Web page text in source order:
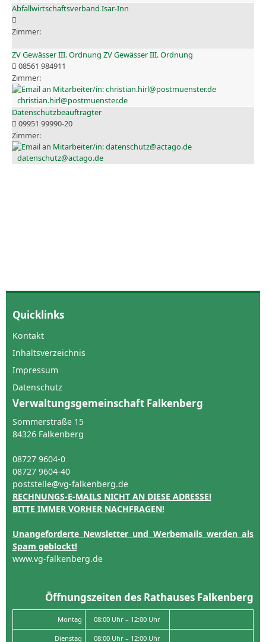
Abfallwirtschaftsverband Isar-Inn
ZV Gewässer III. Ordnung ZV Gewässer III. Ordnung
08561 984911
christian.hirl@postmuenster.de
Datenschutzbeauftragter
09951 99990-20
datenschutz@actago.de
Quicklinks
Kontakt
Inhaltsverzeichnis
Impressum
Datenschutz
Verwaltungsgemeinschaft Falkenberg
Sommerstraße 15
84326 Falkenberg
08727 9604-0
08727 9604-40
poststelle@vg-falkenberg.de
RECHNUNGS-E-MAILS NICHT AN DIESE ADRESSE!
BITTE IMMER VORHER NACHFRAGEN!
Unangeforderte Newsletter und Werbemails werden als
Spam geblockt!
www.vg-falkenberg.de
Öffnungszeiten des Rathauses Falkenberg
Montag 08:00 Uhr – 12:00 Uhr
Dienstag 08:00 Uhr – 12:00 Uhr